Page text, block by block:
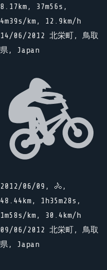
8.17km, 37m56s,
4m39s/km, 12.9km/h
14/06/2012 北栄町, 鳥取
県, Japan
2012/06/09, 🚴,
48.44km, 1h35m28s,
1m58s/km, 30.4km/h
09/06/2012 北栄町, 鳥取
県, Japan